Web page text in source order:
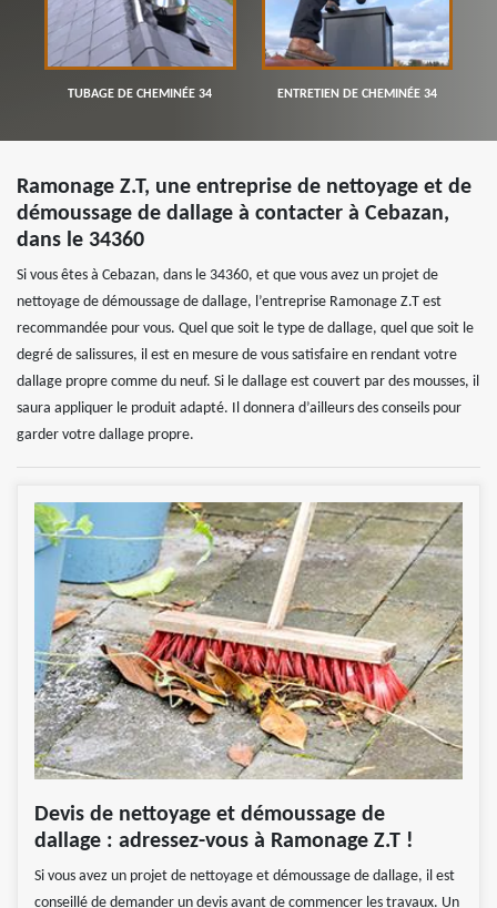
TUBAGE DE CHEMINÉE 34 ENTRETIEN DE CHEMINÉE 34
Ramonage Z.T, une entreprise de nettoyage et de
démoussage de dallage à contacter à Cebazan,
dans le 34360
Si vous êtes à Cebazan, dans le 34360, et que vous avez un projet de
nettoyage de démoussage de dallage, l’entreprise Ramonage Z.T est
recommandée pour vous. Quel que soit le type de dallage, quel que soit le
degré de salissures, il est en mesure de vous satisfaire en rendant votre
dallage propre comme du neuf. Si le dallage est couvert par des mousses, il
saura appliquer le produit adapté. Il donnera d’ailleurs des conseils pour
garder votre dallage propre.
Devis de nettoyage et démoussage de
dallage : adressez-vous à Ramonage Z.T !
Si vous avez un projet de nettoyage et démoussage de dallage, il est
conseillé de demander un devis avant de commencer les travaux. Un